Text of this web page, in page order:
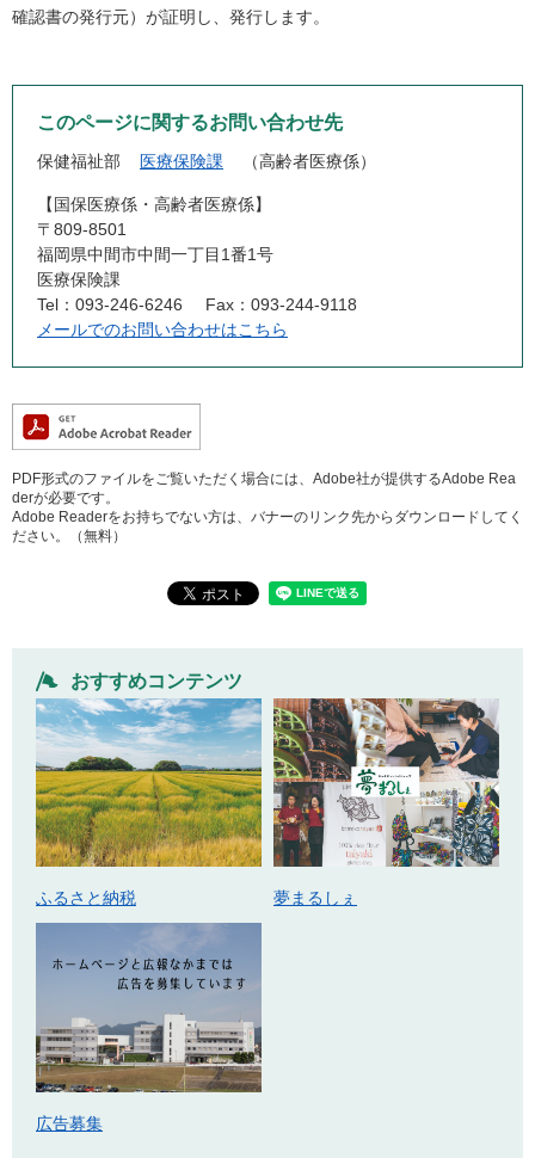
確認書の発行元）が証明し、発行します。
このページに関するお問い合わせ先
保健福祉部 医療保険課 高齢者医療係
【国保医療係・高齢者医療係】
〒809-8501
福岡県中間市中間一丁目1番1号
医療保険課
Tel：093-246-6246
Fax：093-244-9118
メールでのお問い合わせはこちら
PDF形式のファイルをご覧いただく場合には、Adobe社が提供するAdobe Rea
derが必要です。
Adobe Readerをお持ちでない方は、バナーのリンク先からダウンロードしてく
ださい。（無料）
おすすめコンテンツ
ふるさと納税 夢まるしぇ
広告募集